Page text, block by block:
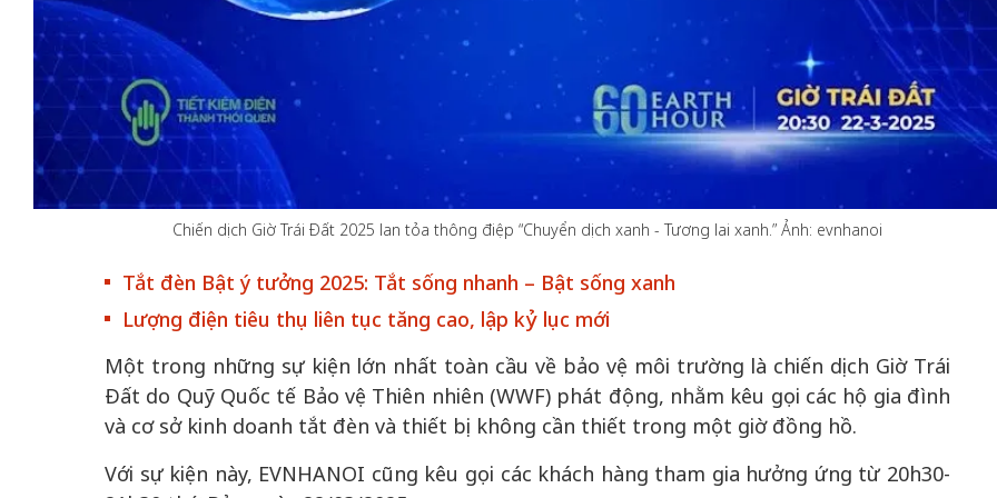
Chiến dịch Giờ Trái Đất 2025 lan tỏa thông điệp “Chuyển dịch xanh - Tương lai xanh.” Ảnh: evnhanoi
Tắt đèn Bật ý tưởng 2025: Tắt sống nhanh – Bật sống xanh
Lượng điện tiêu thụ liên tục tăng cao, lập kỷ lục mới
Một trong những sự kiện lớn nhất toàn cầu về bảo vệ môi trường là chiến dịch Giờ Trái
Đất do Quỹ Quốc tế Bảo vệ Thiên nhiên (WWF) phát động, nhằm kêu gọi các hộ gia đình
và cơ sở kinh doanh tắt đèn và thiết bị không cần thiết trong một giờ đồng hồ.
Với sự kiện này, EVNHANOI cũng kêu gọi các khách hàng tham gia hưởng ứng từ 20h30-
50 năm Việt Nam gia
nhập UNESCO: Khơi
nguồn nội lực văn hóa,
định hình vị thế kiến
làm nên diện mạo mới
50 năm Việt Nam gia
nhập UNESCO: Khơi
nguồn nội lực văn hóa,
định hình vị thế kiến
quốc tế bằng bản lĩnh
Việt Nam
50 năm Việt Nam gia
nhập UNESCO: Khơi
nguồn nội lực văn hóa,
định hình vị thế kiến
tạo | Kỳ 1: Khát vọng
quyết định lịch sử
50 năm Việt
nhập
vị thế kiến tạo